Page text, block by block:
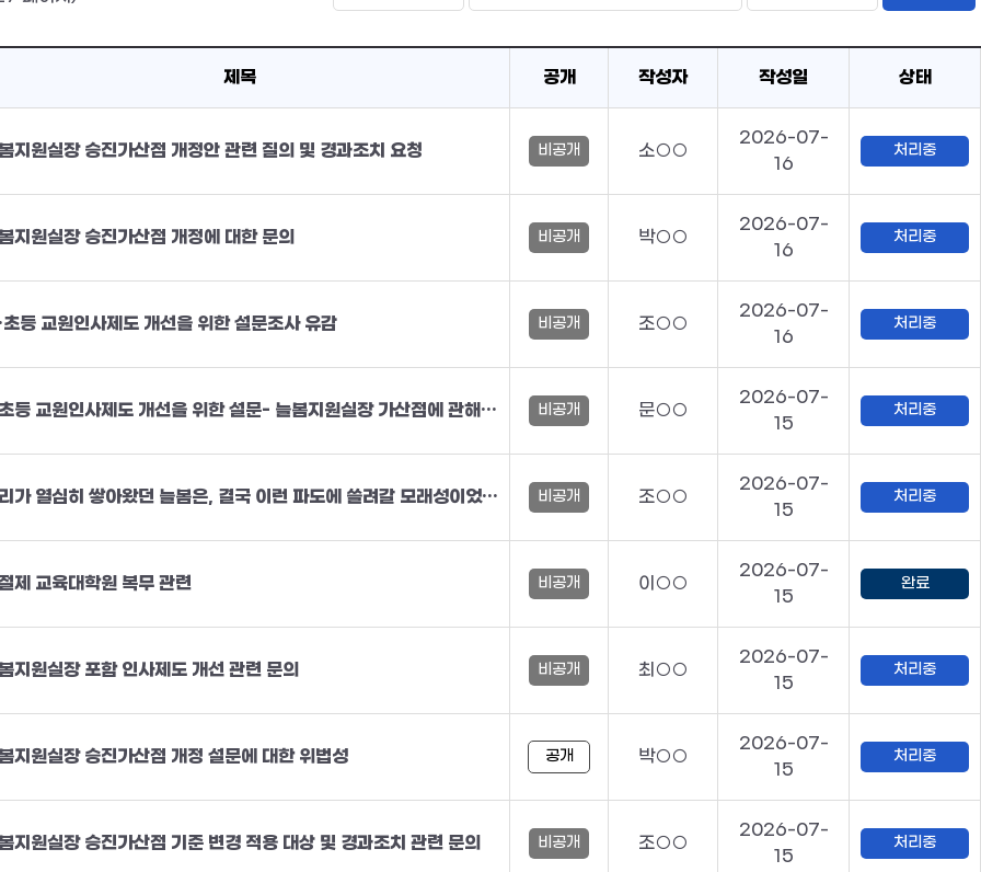
제목 공개 작성자 작성일 상태
지원실장 승진가산점 개정안 관련 질의 및 경과조치 요청 비공개 소○○
2026-07-
16
처리중
지원실장 승진가산점 개정에 대한 문의 비공개 박○○
2026-07-
16
처리중
초등 교원인사제도 개선을 위한 설문조사 유감 비공개 조○○
2026-07-
16
처리중
유초등 교원인사제도 개선을 위한 설문- 늘봄지원실장 가산점에 관해 문의드립니다. 비공개 문○○
2026-07-
15
처리중
우리가 열심히 쌓아왔던 늘봄은, 결국 이런 파도에 쓸려갈 모래성이었습니까? 비공개 조○○
2026-07-
15
처리중
제 교육대학원 복무 관련 비공개 이○○
2026-07-
15
완료
지원실장 포함 인사제도 개선 관련 문의 비공개 최○○
2026-07-
15
처리중
지원실장 승진가산점 개정 설문에 대한 위법성 공개 박○○
2026-07-
15
처리중
지원실장 승진가산점 기준 변경 적용 대상 및 경과조치 관련 문의 비공개 조○○
2026-07-
15
처리중